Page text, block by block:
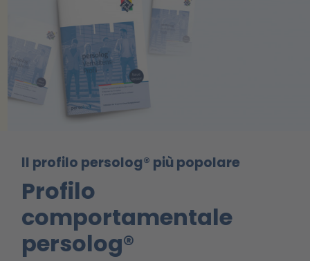
Il profilo persolog® più popolare
Profilo
comportamentale
persolog®